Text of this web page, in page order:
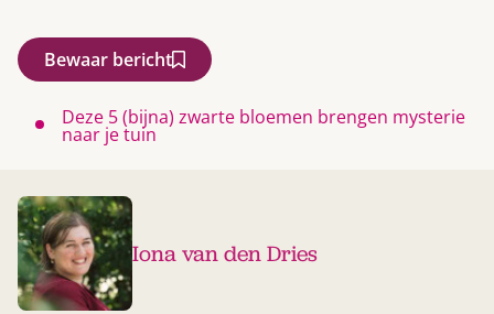
Bewaar bericht
Deze 5 (bijna) zwarte bloemen brengen mysterie
naar je tuin
Iona van den Dries